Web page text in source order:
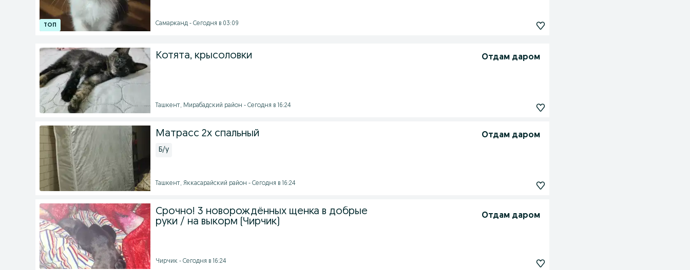
Самарканд - Сегодня в 03:09
Котята, крысоловки Отдам даром
Ташкент, Мирабадский район - Сегодня в 16:24
Матрасс 2х спальный Отдам даром
Б/у
Ташкент, Яккасарайский район - Сегодня в 16:24
Срочно! 3 новорождённых щенка в добрые
руки / на выкорм (Чирчик)
Отдам даром
Чирчик - Сегодня в 16:24